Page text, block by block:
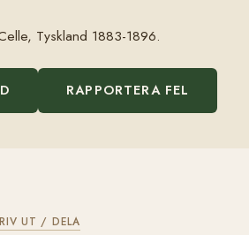
Tyskland 1883-1896.
RAPPORTERA FEL
UT / DELA